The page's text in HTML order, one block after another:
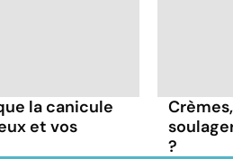
la canicule
et vos
?